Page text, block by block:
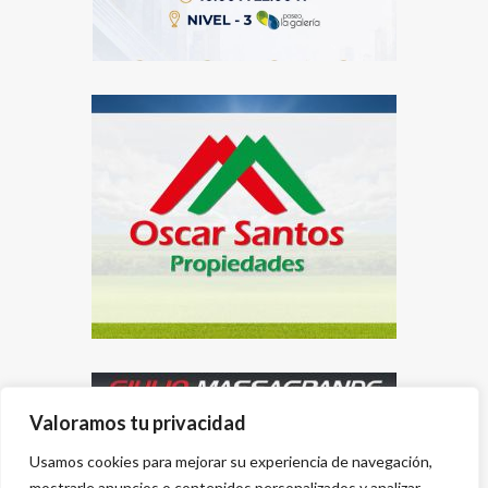
Valoramos tu privacidad
Usamos cookies para mejorar su experiencia de navegación,